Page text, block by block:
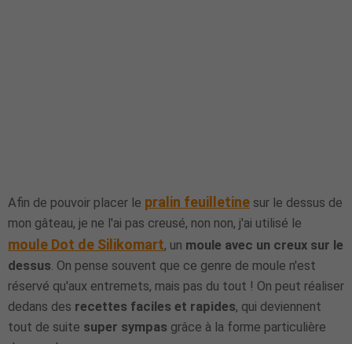
Afin de pouvoir placer le pralin feuilletine sur le dessus de
mon gâteau, je ne l'ai pas creusé, non non, j'ai utilisé le
moule Dot de Silikomart, un moule avec un creux sur le
dessus . On pense souvent que ce genre de moule n'est
réservé qu'aux entremets, mais pas du tout ! On peut réaliser
dedans des recettes faciles et rapides, qui deviennent
tout de suite super sympas grâce à la forme particulière